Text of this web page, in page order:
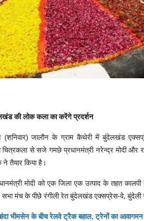
की लोक कला का करेंगे प्रदर्शन
(शनिवार) जालौन के ग्राम कैथेरी में बुंदेलखंड
चित्रकला से सजे गमछे प्रधानमंत्री नरेन्द्र मोदी
ने तैयार किया है।
मोदी को एक जिला एक उत्पाद के तहत
मंच के पीछे रंगीली रेत बुंदेलखंड एक्सप्रेस-वे, बुंदेली
भीमसेन के बीच रेलवे ट्रैक बहाल, ट्रेनों का